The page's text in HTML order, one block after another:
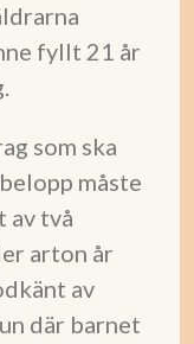
fyllt 21 år
som ska
måste
av två
arton år
av
där barnet